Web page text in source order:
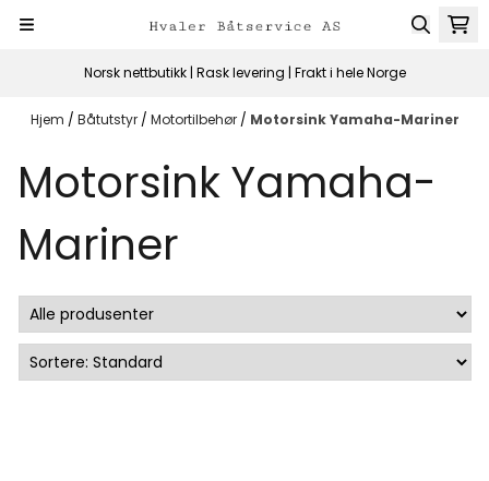
Hopp til innhold
Norsk nettbutikk | Rask levering | Frakt i hele Norge
Hjem / Båtutstyr / Motortilbehør / Motorsink Yamaha-Mariner
Motorsink Yamaha-
Mariner